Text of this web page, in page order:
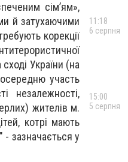
сім’ям»,
й затухаючими
корекції
України (на
участь
незалежності,
жителів м.
котрі мають
- зазначається у
11:18
6 серпня
15:00
5 серпня